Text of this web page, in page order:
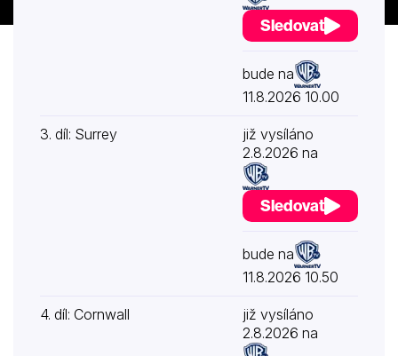
Sledovat
bude na
11.8.2026 10.00
3. díl: Surrey
již vysíláno
2.8.2026 na
Sledovat
bude na
11.8.2026 10.50
4. díl: Cornwall
již vysíláno
2.8.2026 na